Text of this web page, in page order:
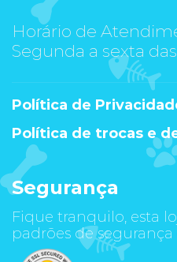
Horário de
Segunda a sexta
Política de
Política de trocas e
Segurança
Fique tranquilo, esta
padrões de